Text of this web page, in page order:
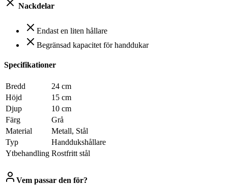
Nackdelar
Endast en liten hållare
Begränsad kapacitet för handdukar
Specifikationer
Bredd
24 cm
Höjd
15 cm
Djup
10 cm
Färg
Grå
Material
Metall, Stål
Typ
Handdukshållare
Ytbehandling Rostfritt stål
Vem passar den för?